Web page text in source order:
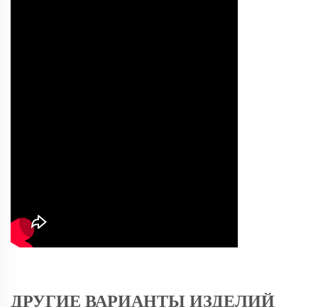
ДРУГИЕ ВАРИАНТЫ ИЗДЕЛИЙ